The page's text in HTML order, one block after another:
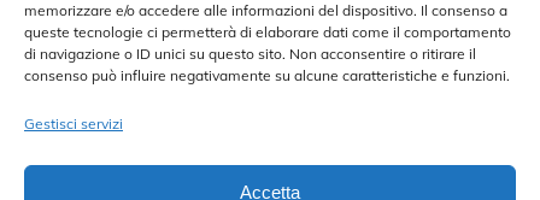
memorizzare e/o accedere alle informazioni del dispositivo. Il consenso a
queste tecnologie ci permetterà di elaborare dati come il comportamento
di navigazione o ID unici su questo sito. Non acconsentire o ritirare il
consenso può influire negativamente su alcune caratteristiche e funzioni.
Gestisci servizi
Accetta
Contatti
Privacy Policy